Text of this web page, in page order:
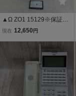
▲Ω ZO1 15129※保証有
キレイ NEC Aspire UX D
ードレス電話機 電池付 ・
祝10000！取引突破！
現在 12,650 円